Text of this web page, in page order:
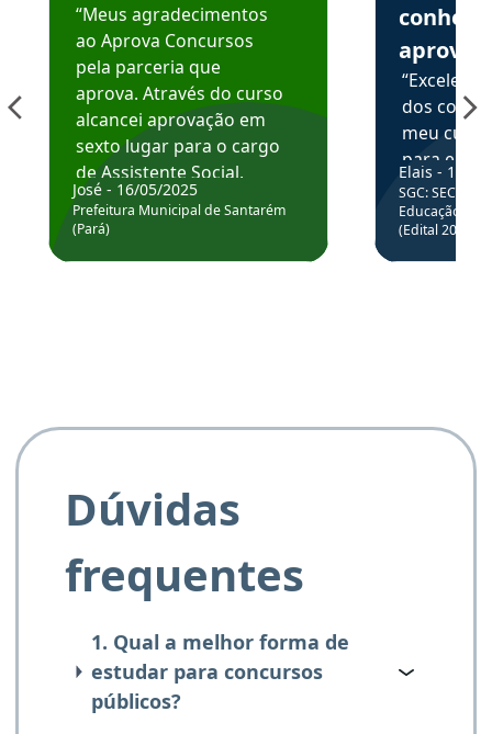
“Meus agradecimentos
ao Aprova Concursos
pela parceria que
aprova. Através do curso
alcancei aprovação em
sexto lugar para o cargo
de Assistente Social.
Hoje estou atuando na
Prefeitura de Santarém.
José - 16/05/2025
Prefeitura Municipal de Santarém
(Pará)
aprova
dos
meu
para
colocar
através
de
Elais - 15/
SGC: SEC BA
Educação
(Edital
Dúvidas
frequentes
1. Qual a melhor forma de
estudar para concursos
públicos?